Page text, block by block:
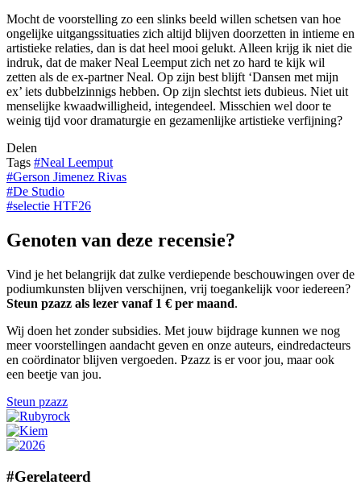
Mocht de voorstelling zo een slinks beeld willen schetsen van hoe
ongelijke uitgangssituaties zich altijd blijven doorzetten in intieme en
artistieke relaties, dan is dat heel mooi gelukt. Alleen krijg ik niet die
indruk, dat de maker Neal Leemput zich net zo hard te kijk wil
zetten als de ex-partner Neal. Op zijn best blijft ‘Dansen met mijn
ex’ iets dubbelzinnigs hebben. Op zijn slechtst iets dubieus. Niet uit
menselijke kwaadwilligheid, integendeel. Misschien wel door te
weinig tijd voor dramaturgie en gezamenlijke artistieke verfijning?
Delen
Tags #Neal Leemput
#Gerson Jimenez Rivas
#De Studio
#selectie HTF26
Genoten van deze recensie?
Vind je het belangrijk dat zulke verdiepende beschouwingen over de
podiumkunsten blijven verschijnen, vrij toegankelijk voor iedereen?
Steun pzazz als lezer vanaf 1 € per maand.
Wij doen het zonder subsidies. Met jouw bijdrage kunnen we nog
meer voorstellingen aandacht geven en onze auteurs, eindredacteurs
en coördinator blijven vergoeden. Pzazz is er voor jou, maar ook
een beetje van jou.
Steun pzazz
#Gerelateerd